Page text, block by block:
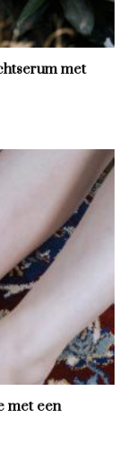
met
met een